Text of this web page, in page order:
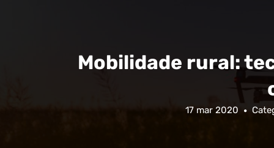
Mobilidade rural:
17 mar 2020